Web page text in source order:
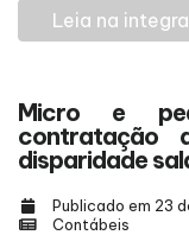
Leia na integra
Micro e
contratação
disparidade
Publicado em 23
Contábeis